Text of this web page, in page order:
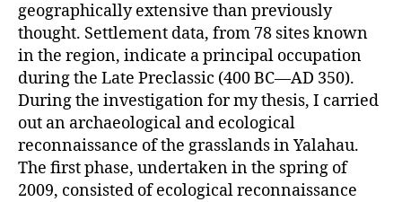
geographically extensive than previously
thought. Settlement data, from 78 sites known
in the region, indicate a principal occupation
during the Late Preclassic (400 BC—AD 350).
During the investigation for my thesis, I carried
out an archaeological and ecological
reconnaissance of the grasslands in Yalahau.
The first phase, undertaken in the spring of
2009, consisted of ecological reconnaissance